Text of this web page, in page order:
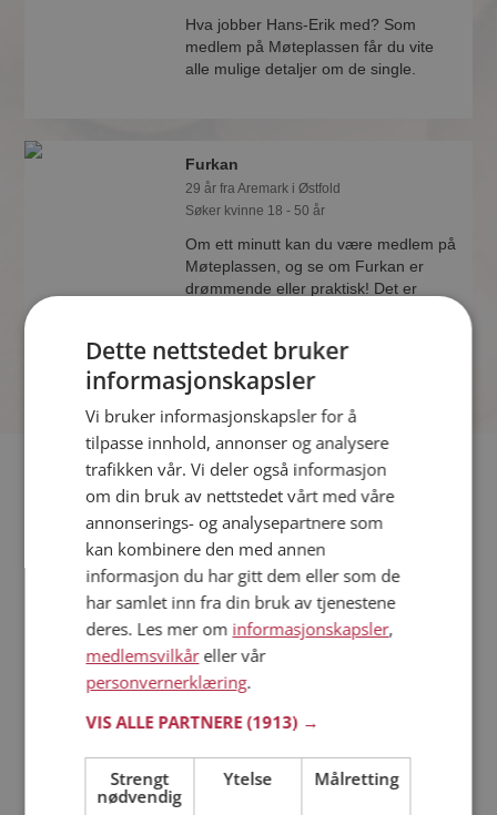
Hva jobber Hans-Erik med? Som
medlem på Møteplassen får du vite
alle mulige detaljer om de single.
Furkan
29 år fra Aremark i Østfold
Søker kvinne 18 - 50 år
Om ett minutt kan du være medlem på
Møteplassen, og se om Furkan er
drømmende eller praktisk! Det er
Hvis du søker dating i Aremark har du kommet til riktig sted.
På Møteplassen kan du bli medlem og søke blant tusenvis av
datinginteresserte single i Aremark
Läs mer
Trinn 1 - Bli medlem og lag en presentasjon
Trinn 2 - Slik fungerer våre søkefunksjoner
Dating på mobilen
Dating på Møteplassen
Dette nettstedet bruker
informasjonskapsler
Vi bruker informasjonskapsler for å
tilpasse innhold, annonser og analysere
trafikken vår. Vi deler også informasjon
om din bruk av nettstedet vårt med våre
annonserings- og analysepartnere som
kan kombinere den med annen
informasjon du har gitt dem eller som de
har samlet inn fra din bruk av tjenestene
deres. Les mer om informasjonskapsler,
medlemsvilkåreller vår
personvernerklæring.
VIS ALLE PARTNERE(1913) →
Strengt
nødvendig
Ytelse Målretting